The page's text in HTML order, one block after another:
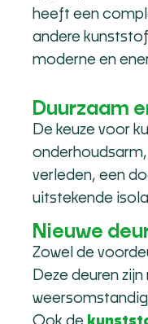
heeft een
andere
moderne en
Duurzaam
De keuze voor
verleden, een
uitstekende
Nieuwe
Zowel de
Deze deuren